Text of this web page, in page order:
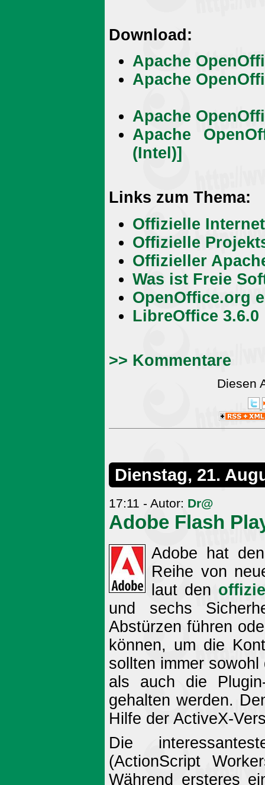
Download:
Apache
Apache
Apache
Apache
(Intel)]
Links zum Thema:
Offizielle
Offizielle
Offizieller
Was ist Freie
OpenOffice.org
LibreOffice 3.6.0
>> Kommentare
Diesen
Dienstag, 21.
17:11 - Autor: Dr@
Adobe Flash
Adobe hat
Reihe von
laut den
und sechs
Abstürzen führen
können, um die
sollten immer
als auch die
gehalten werden.
Hilfe der ActiveX-
Die
(ActionScript
Während ersteres